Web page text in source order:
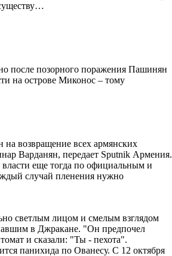
после позорного поражения Пашинян
на острове Миконос – тому
возвращение всех армянских
Варданян, передает Sputnik Армения.
еще тогда по официальным и
случай пленения нужно
светлым лицом и смелым взглядом
в Джракане. "Он предпочел
и сказали: "Ты - пехота".
панихида по Ованесу. С 12 октября